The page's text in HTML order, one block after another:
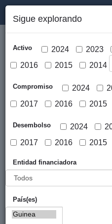
Sigue explorando
Activo 2024 2023
2016
2015 2014
Compromiso 2024
2017
2016 2015
Desembolso 2024
2017
2016 2015
Entidad financiadora
País(es)